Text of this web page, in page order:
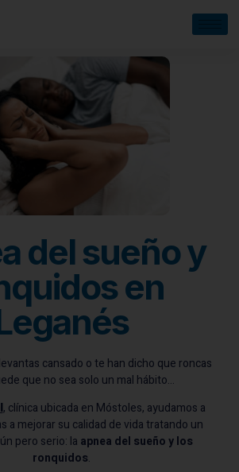
del sueño y
en
cansado o te han dicho que roncas
que no sea solo un mal hábito…
, clínica ubicada en Móstoles, ayudamos a
a mejorar su calidad de vida tratando un
pero serio: la apnea del sueño y los
ronquidos.